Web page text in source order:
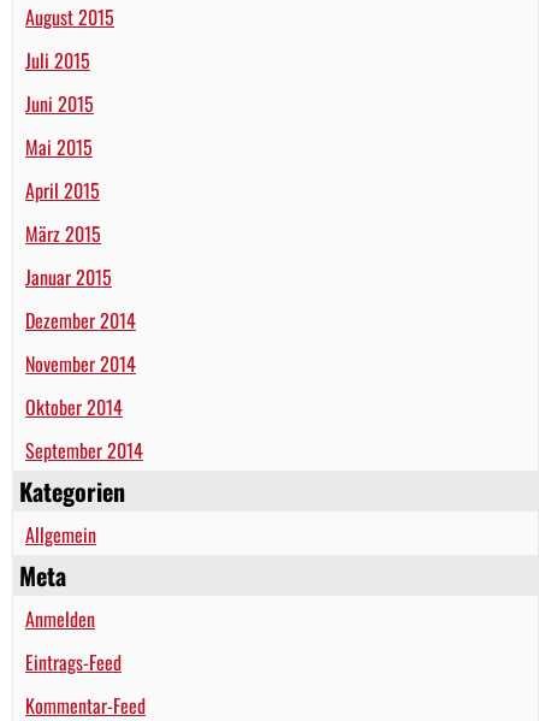
August 2015
Juli 2015
Juni 2015
Mai 2015
April 2015
März 2015
Januar 2015
Dezember 2014
November 2014
Oktober 2014
September 2014
Kategorien
Allgemein
Meta
Anmelden
Eintrags-Feed
Kommentar-Feed